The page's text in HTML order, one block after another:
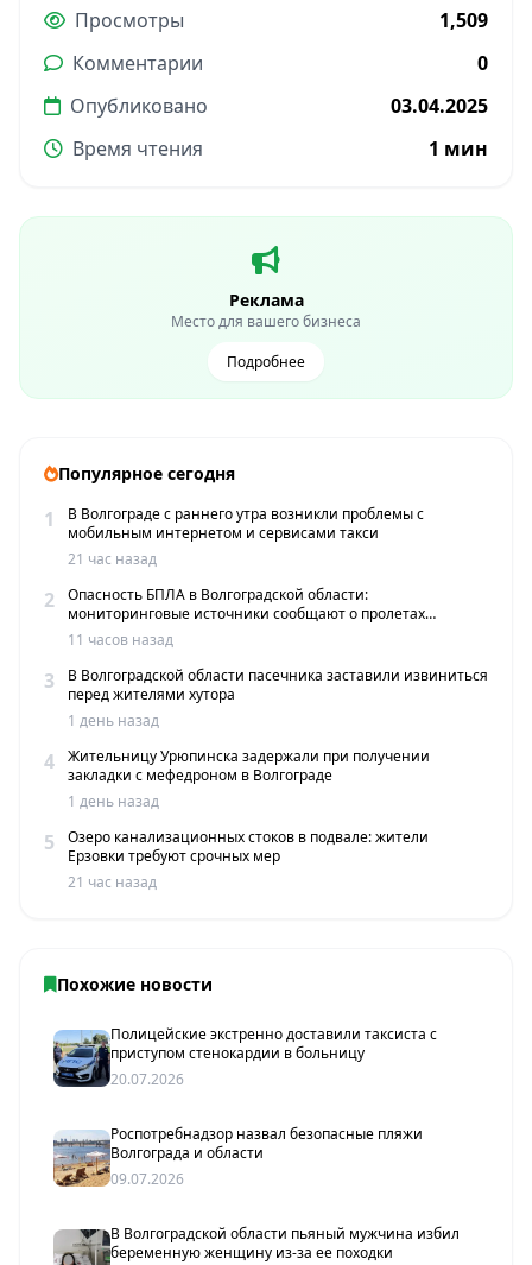
Просмотры
1,509
Комментарии
0
Опубликовано
03.04.2025
Время чтения
1 мин
Реклама
Место для вашего бизнеса
Подробнее
Популярное сегодня
1
В Волгограде с раннего утра возникли проблемы с
мобильным интернетом и сервисами такси
21 час назад
2
Опасность БПЛА в Волгоградской области:
мониторинговые источники сообщают о пролетах
беспилотников
11 часов назад
3
В Волгоградской области пасечника заставили извиниться
перед жителями хутора
1 день назад
4
Жительницу Урюпинска задержали при получении
закладки с мефедроном в Волгограде
1 день назад
5
Озеро канализационных стоков в подвале: жители
Ерзовки требуют срочных мер
21 час назад
Похожие новости
Полицейские экстренно доставили таксиста с
приступом стенокардии в больницу
20.07.2026
Роспотребнадзор назвал безопасные пляжи
Волгограда и области
09.07.2026
В Волгоградской области пьяный мужчина избил
беременную женщину из-за ее походки